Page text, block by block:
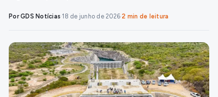
Por GDS Notícias·18 de junho de 2026·2 min de leitura